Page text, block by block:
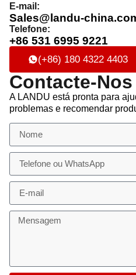
E-mail:
Sales@landu-
Telefone:
+86 531 6995 9221
(+86) 180 4322 4403
Contacte-Nos
A LANDU está pronta para
problemas e recomendar